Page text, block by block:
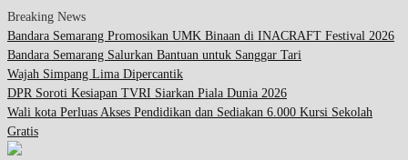
Breaking News
Bandara Semarang Promosikan UMK Binaan di INACRAFT Festival 2026
Bandara Semarang Salurkan Bantuan untuk Sanggar Tari
Wajah Simpang Lima Dipercantik
DPR Soroti Kesiapan TVRI Siarkan Piala Dunia 2026
Wali kota Perluas Akses Pendidikan dan Sediakan 6.000 Kursi Sekolah
Gratis